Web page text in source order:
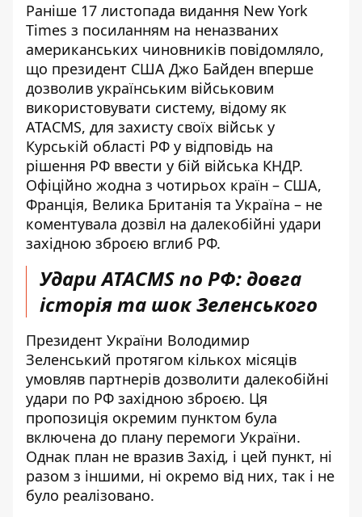
Раніше 17 листопада видання New York
Times з посиланням на неназваних
американських чиновників повідомляло,
що президент США Джо Байден вперше
дозволив українським військовим
використовувати систему, відому як
ATACMS, для захисту своїх військ у
Курській області РФ у відповідь на
рішення РФ ввести у бій війська КНДР.
Офіційно жодна з чотирьох країн – США,
Франція, Велика Британія та Україна – не
коментувала дозвіл на далекобійні удари
західною зброєю вглиб РФ.
Удари ATACMS по РФ: довга
історія та шок Зеленського
Президент України Володимир
Зеленський протягом кількох місяців
умовляв партнерів дозволити далекобійні
удари по РФ західною зброєю. Ця
пропозиція окремим пунктом була
включена до плану перемоги України.
Однак план не вразив Захід, і цей пункт, ні
разом з іншими, ні окремо від них, так і не
було реалізовано.